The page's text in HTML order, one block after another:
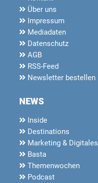
Über uns
Impressum
Mediadaten
Datenschutz
AGB
RSS-Feed
Newsletter bestellen
NEWS
Inside
Destinations
Marketing & Digitales
Basta
Themenwochen
Podcast